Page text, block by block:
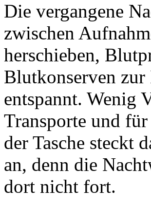
Die vergangene
zwischen
herschieben,
Blutkonserven
entspannt. Wenig
Transporte und
der Tasche steckt
an, denn die
dort nicht fort.